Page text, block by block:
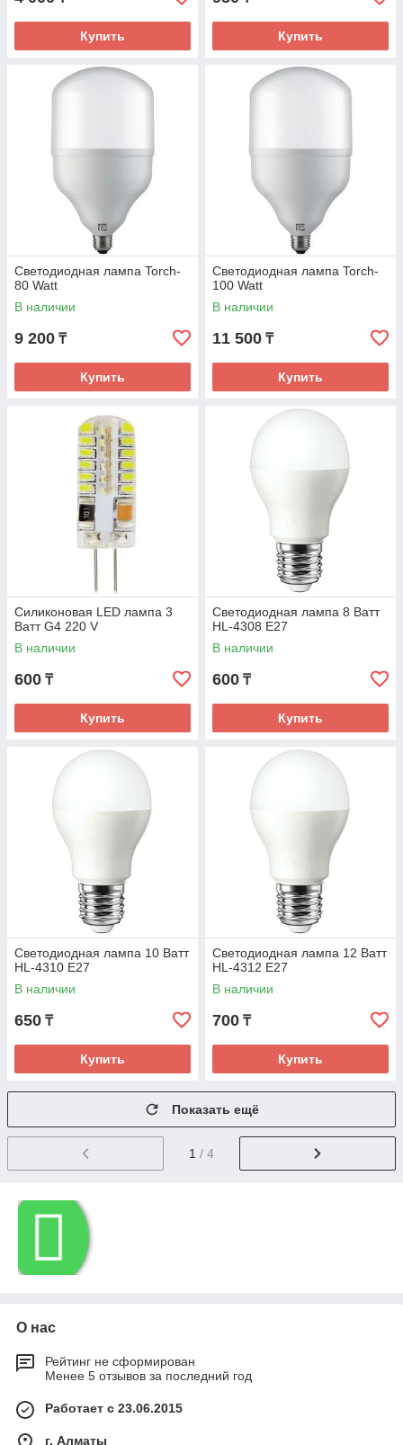
Купить Купить
Светодиодная лампа Torch-
80 Watt
В наличии
9 200 ₸
Купить
Светодиодная лампа Torch-
100 Watt
В наличии
11 500 ₸
Купить
Силиконовая LED лампа 3
Ватт G4 220 V
В наличии
600 ₸
Купить
Светодиодная лампа 8 Ватт
HL-4308 E27
В наличии
600 ₸
Купить
Светодиодная лампа 10 Ватт
HL-4310 E27
В наличии
650 ₸
Купить
Светодиодная лампа 12 Ватт
HL-4312 E27
В наличии
700 ₸
Купить
Показать ещё
1 / 4
О нас
Рейтинг не сформирован
Менее 5 отзывов за последний год
Работает с 23.06.2015
г. Алматы